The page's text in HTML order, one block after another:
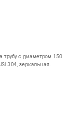
трубу с диаметром 150
304, зеркальная.